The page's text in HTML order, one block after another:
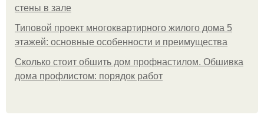
стены в зале
Типовой проект многоквартирного жилого дома 5
этажей: основные особенности и преимущества
Сколько стоит обшить дом профнастилом. Обшивка
дома профлистом: порядок работ